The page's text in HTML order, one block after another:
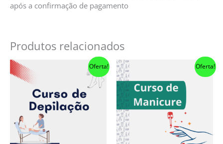
após a confirmação de pagamento
Produtos relacionados
Oferta! Oferta!